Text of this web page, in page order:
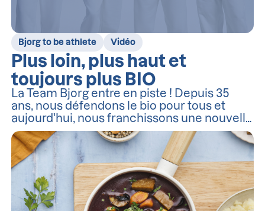
Bjorg to be athlete Vidéo
Plus loin, plus haut et
toujours plus BIO
La Team Bjorg entre en piste ! Depuis 35
ans, nous défendons le bio pour tous et
aujourd'hui, nous franchissons une nouvelle
étape en nous associant à cinq athlètes de
haut niveau qui auront une mission :
montrer comment performance et
alimentation bio sont indissociables.